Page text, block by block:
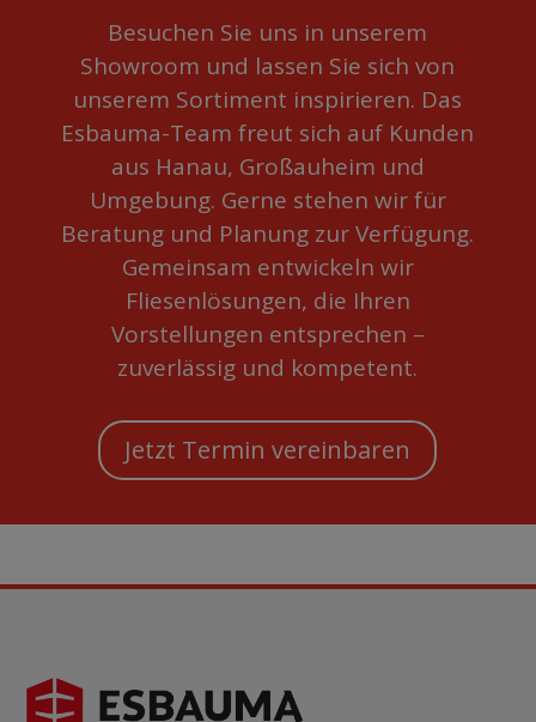
Besuchen Sie uns in unserem
Showroom und lassen Sie sich von
unserem Sortiment inspirieren. Das
Esbauma-Team freut sich auf Kunden
aus Hanau, Großauheim und
Umgebung. Gerne stehen wir für
Beratung und Planung zur Verfügung.
Gemeinsam entwickeln wir
Fliesenlösungen, die Ihren
Vorstellungen entsprechen –
zuverlässig und kompetent.
Jetzt Termin vereinbaren